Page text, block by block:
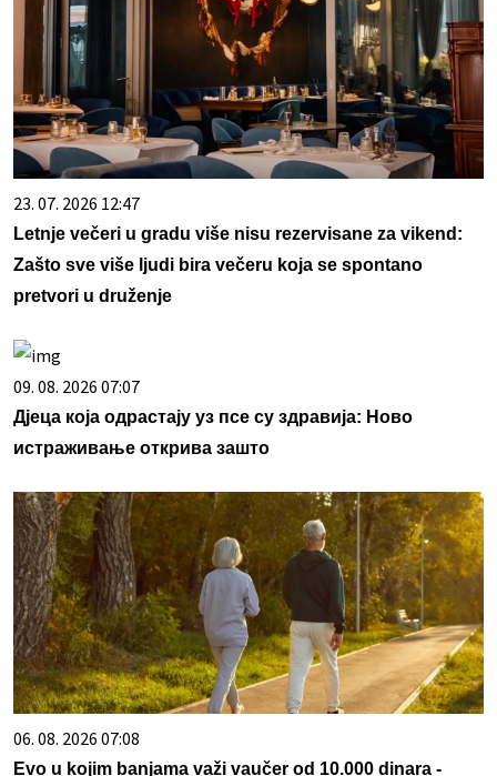
23. 07. 2026 12:47
Letnje večeri u gradu više nisu rezervisane za vikend:
Zašto sve više ljudi bira večeru koja se spontano
pretvori u druženje
09. 08. 2026 07:07
Дјеца која одрастају уз псе су здравија: Ново
истраживање открива зашто
06. 08. 2026 07:08
Evo u kojim banjama važi vaučer od 10.000 dinara -